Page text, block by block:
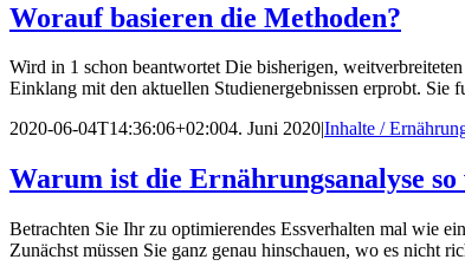
Worauf basieren die Methoden?
Wird in 1 schon beantwortet Die bisherigen,
Einklang mit den aktuellen Studienergebnissen erprobt. Sie
2020-06-04T14:36:06+02:004. Juni 2020|Inhalte /
Warum ist die Ernährungsanalyse
Betrachten Sie Ihr zu optimierendes Essverhalten mal wie
Zunächst müssen Sie ganz genau hinschauen, wo es nicht